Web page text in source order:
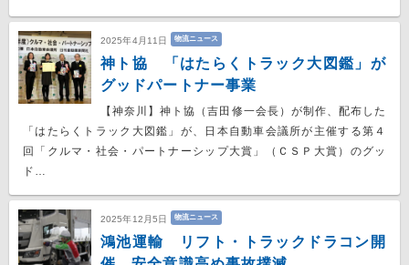
2025年4月11日 物流ニュース
神ト協 「はたらくトラック大図鑑」が
グッドパートナー事業
【神奈川】神ト協（吉田修一会長）が制作、配布した
「はたらくトラック大図鑑」が、日本自動車会議所が主催する第４
回「クルマ・社会・パートナーシップ大賞」（ＣＳＰ大賞）のグッ
ド…
2025年12月5日 物流ニュース
鴻池運輸 リフト・トラックドラコン開